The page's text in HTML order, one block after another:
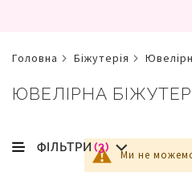
головна біжутерія
ЮВЕЛІРНА
Ми не
ФІЛЬТРИ (3)